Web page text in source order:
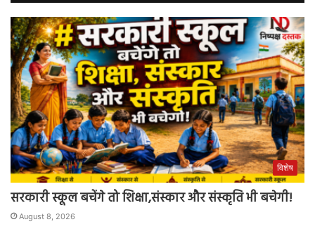
विशेष
सरकारी स्कूल बचेंगे तो शिक्षा,संस्कार और संस्कृति भी बचेगी!
August 8, 2026